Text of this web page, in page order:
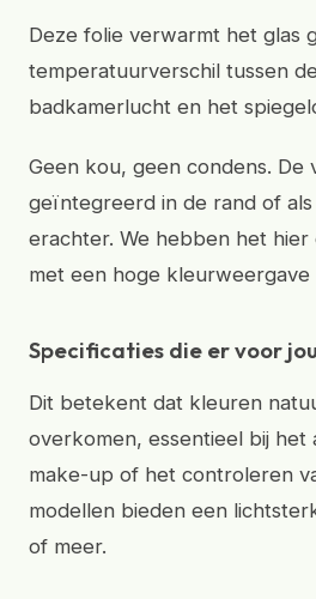
Deze folie verwarmt het glas
temperatuurverschil tussen
badkamerlucht en het
Geen kou, geen condens. De
geïntegreerd in de rand of
erachter. We hebben het
met een hoge kleurweergave
Specificaties die er voor
Dit betekent dat kleuren
overkomen, essentieel bij het
make-up of het controleren
modellen bieden een
of meer.